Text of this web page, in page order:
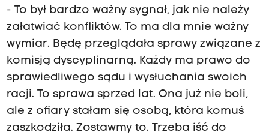
- To był bardzo ważny sygnał, jak nie należy
załatwiać konfliktów. To ma dla mnie ważny
wymiar. Będę przeglądała sprawy związane z
komisją dyscyplinarną. Każdy ma prawo do
sprawiedliwego sądu i wysłuchania swoich
racji. To sprawa sprzed lat. Ona już nie boli,
ale z ofiary stałam się osobą, która komuś
zaszkodziła. Zostawmy to. Trzeba iść do